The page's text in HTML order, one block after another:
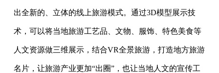
出全新的、立体的线上旅游模式。通过3D模型展示技
术，可以将当地旅游工艺品、文物、服饰、特色美食等
人文资源做三维展示，结合VR全景旅游，打造地方旅游
名片，让旅游产业更加“出圈”，也让当地人文的宣传工